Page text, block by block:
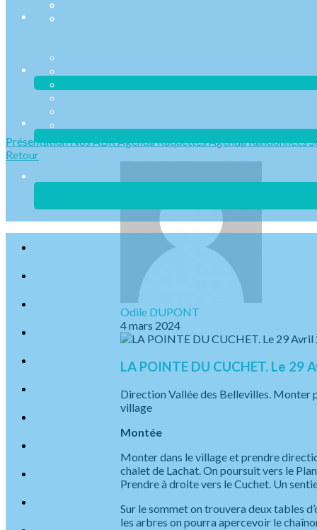
PrésentationNos ABRAgenda RaquettesAgenda Randonnées
Retour
Odile DUPONT
4 mars 2024
LA POINTE DU CUCHET. Le 29
Direction Vallée des Bellevilles. Monter
village
Montée
Monter dans le village et prendre
chalet de Lachat. On poursuit vers le
Prendre à droite vers le Cuchet. Un
Sur le sommet on trouvera deux tables
les arbres on pourra apercevoir le